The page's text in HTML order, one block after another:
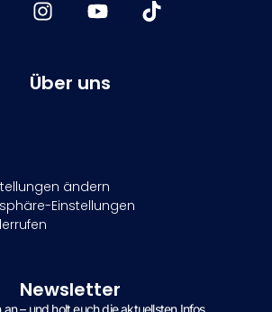
Über uns
ändern
Einstellungen
Newsletter
– und holt euch die aktuellsten Infos